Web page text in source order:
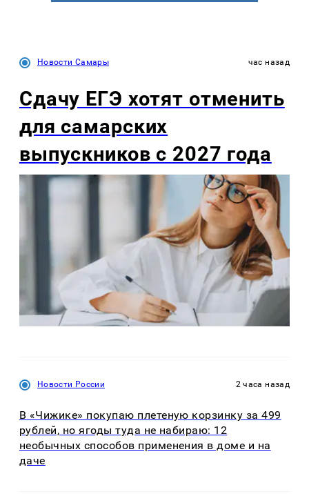
Новости Самары час назад
Сдачу ЕГЭ хотят отменить
для самарских
выпускников с 2027 года
Новости России 2 часа назад
В «Чижике» покупаю плетеную корзинку за 499
рублей, но ягоды туда не набираю: 12
необычных способов применения в доме и на
даче